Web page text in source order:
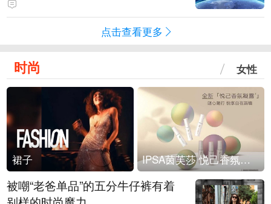
点击查看更多
时尚 女性
裙子 IPSA茵芙莎 悦己香氛凝露上市
被嘲“老爸单品”的五分牛仔裤有着